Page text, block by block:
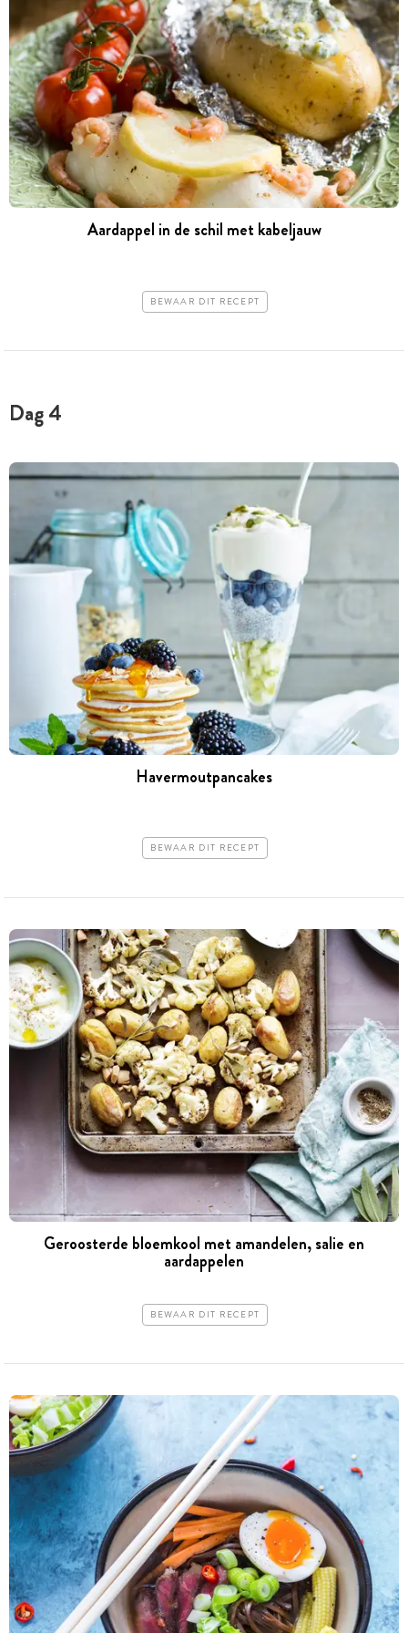
Aardappel in de schil met kabeljauw
BEWAAR DIT RECEPT
Dag 4
Havermoutpancakes
BEWAAR DIT RECEPT
Geroosterde bloemkool met amandelen, salie en
aardappelen
BEWAAR DIT RECEPT